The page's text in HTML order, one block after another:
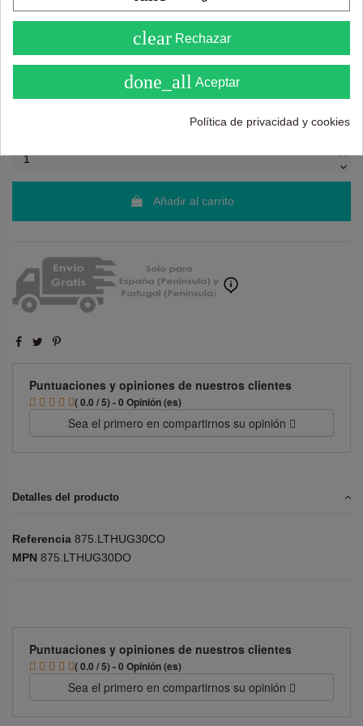
Recuerda utiliza "PROMO"para obtener un
Añadir al carrito
Puntuaciones y opiniones de nuestros clientes
( 0.0 / 5) - 0 Opinión (es)
Sea el primero en compartirnos su opinión
Detalles del producto
Referencia 875.LTHUG30CO
MPN 875.LTHUG30DO
Puntuaciones y opiniones de nuestros clientes
( 0.0 / 5) - 0 Opinión (es)
Sea el primero en compartirnos su opinión
clear Rechazar
done_all Aceptar
Política de privacidad y cookies